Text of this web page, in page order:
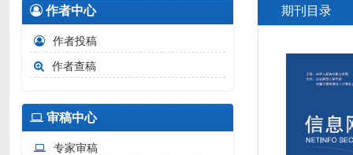
期刊目录
作者中心
作者投稿
作者查稿
审稿中心
专家审稿